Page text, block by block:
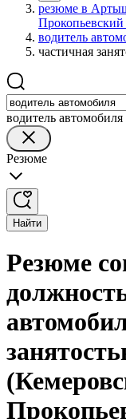
резюме в
водитель
частичная
водитель автомобиля
Резюме
Найти
Резюме